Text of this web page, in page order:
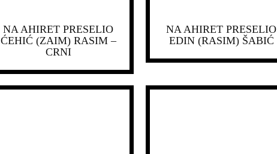
NA AHIRET PRESELIO
ĆEHIĆ (ZAIM) RASIM –
CRNI
NA AHIRET PRESELIO
EDIN (RASIM) ŠABIĆ